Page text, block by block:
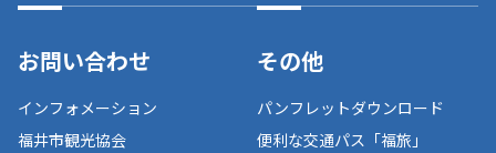
お問い合わせ
インフォメーション
福井市観光協会
その他
パンフレットダウンロード
便利な交通パス「福旅」